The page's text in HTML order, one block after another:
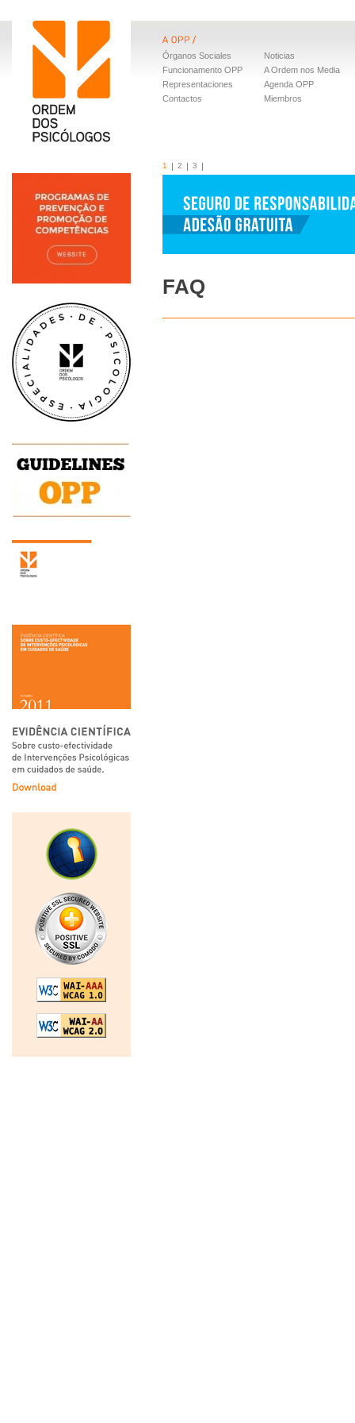
Órganos Sociales
Funcionamento OPP
Representaciones
Contactos
Noticias
A Ordem nos Media
Agenda OPP
Miembros
1 2 3
FAQ